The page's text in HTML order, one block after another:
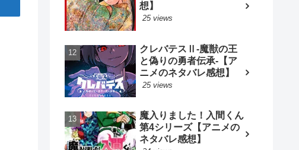
想】
25 views
クレバテスⅡ-魔獣の王
と偽りの勇者伝承-【ア
ニメのネタバレ感想】
25 views
魔入りました！入間くん
第4シリーズ【アニメの
ネタバレ感想】